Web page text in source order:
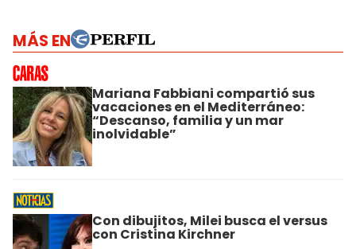
MÁS EN
Mariana Fabbiani compartió sus
vacaciones en el Mediterráneo:
“Descanso, familia y un mar
inolvidable”
Con dibujitos, Milei busca el versus
con Cristina Kirchner